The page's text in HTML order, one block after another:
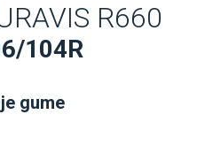
R660
104R
gume